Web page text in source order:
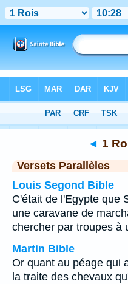
Chapitre 10> Verset 28
◄ 1
Versets Parallèles
Louis Segond Bible
C'était de l'Egypte que
une caravane de
chercher par troupes à
Martin Bible
Or quant au péage qui
la traite des chevaux